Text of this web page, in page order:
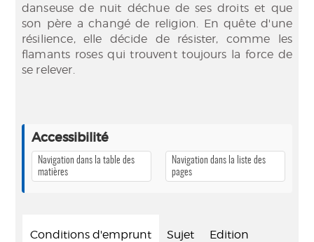
danseuse de nuit déchue de ses droits et que
son père a changé de religion. En quête d'une
résilience, elle décide de résister, comme les
flamants roses qui trouvent toujours la force de
se relever.
Accessibilité
Navigation dans la table des
matières
Navigation dans la liste des
pages
Conditions d'emprunt Sujet Edition